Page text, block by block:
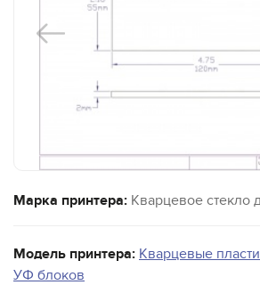
Марка принтера: Кварцевое стекло
Модель принтера: Кварцевые
УФ блоков